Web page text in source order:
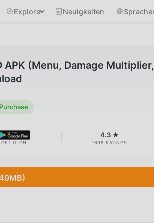
Explore Neuigkeiten
(Menu, Damage Multiplier,
GET IT ON
4.3 ★
1698 RATINGS